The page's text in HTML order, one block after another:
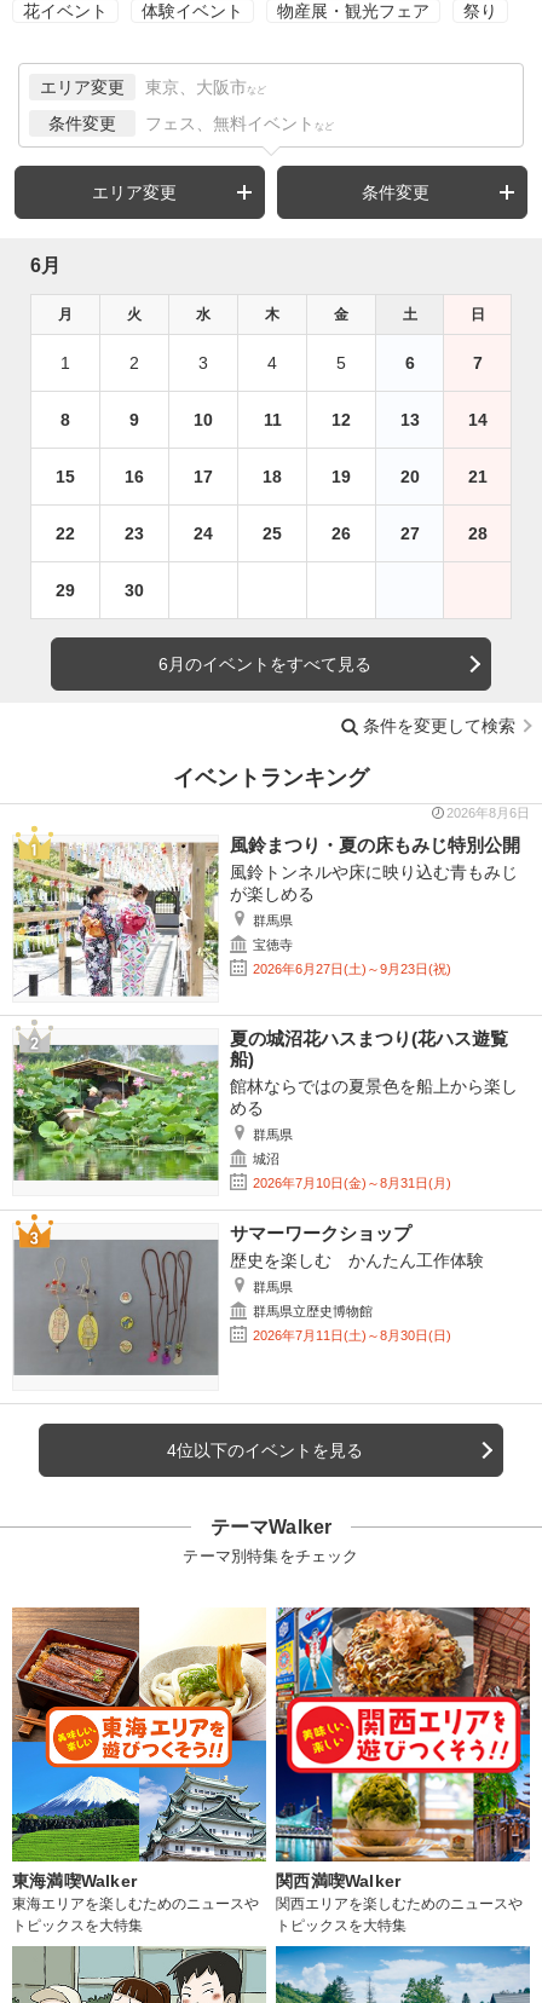
花イベント 体験イベント 物産展・観光フェア 祭り
エリア変更 東京、大阪市 など
条件変更 フェス、無料イベント など
エリア変更 条件変更
6月
月 火 水 木 金 土 日
1 2 3 4 5 6 7
8 9 10 11 12 13 14
15 16 17 18 19 20 21
22 23 24 25 26 27 28
29 30
6月のイベントをすべて見る
条件を変更して検索
イベントランキング
2026年8月6日
風鈴まつり・夏の床もみじ特別公開
風鈴トンネルや床に映り込む青もみじ
が楽しめる
群馬県
宝徳寺
2026年6月27日(土)～9月23日(祝)
夏の城沼花ハスまつり(花ハス遊覧
船)
館林ならではの夏景色を船上から楽し
める
群馬県
城沼
2026年7月10日(金)～8月31日(月)
サマーワークショップ
歴史を楽しむ かんたん工作体験
群馬県
群馬県立歴史博物館
2026年7月11日(土)～8月30日(日)
4位以下のイベントを見る
テーマWalker
テーマ別特集をチェック
東海満喫Walker
東海エリアを楽しむためのニュースや
トピックスを大特集
関西満喫Walker
関西エリアを楽しむためのニュースや
トピックスを大特集